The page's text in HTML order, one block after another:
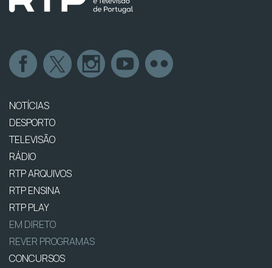
NOTÍCIAS
DESPORTO
TELEVISÃO
RÁDIO
RTP ARQUIVOS
RTP ENSINA
RTP PLAY
EM DIRETO
REVER PROGRAMAS
CONCURSOS